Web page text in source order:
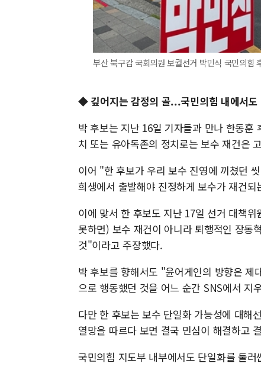
부산 북구갑 국회의원 보궐선거 박민식 국민의
◆ 깊어지는 감정의 골...국민의힘 내에서도
박 후보는 지난 16일 기자들과 만나 한동훈
치 또는 유아독존의 정치로는 보수 재건은
이어 "한 후보가 우리 보수 진영에 끼쳤던
희생에서 출발해야 진정하게 보수가 재건
이에 맞서 한 후보도 지난 17일 선거 대책
못하면) 보수 재건이 아니라 퇴행적인 장동
것"이라고 주장했다.
박 후보를 향해서도 "윤어게인의 방향은
으로 행동했던 것을 어느 순간 SNS에서 지
다만 한 후보는 보수 단일화 가능성에 대해
열망을 따르다 보면 결국 민심이 해결하고
국민의힘 지도부 내부에서도 단일화를 둘러